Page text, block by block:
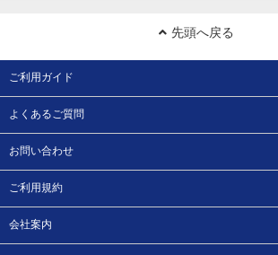
先頭へ戻る
ご利用ガイド
よくあるご質問
お問い合わせ
ご利用規約
会社案内